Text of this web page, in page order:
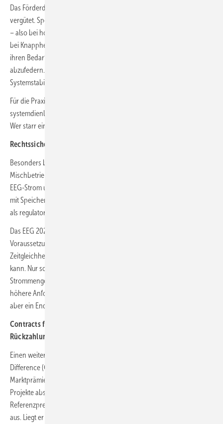
Das Förderdesign folgt dabei einem klaren Prinzip: Flexibilität wird
vergütet. Speicher laden Strom bevorzugt in Phasen niedriger Preise
– also bei hoher Erzeugung aus Wind und Sonne – und speisen ihn
bei Knappheit wieder ein. Ladepunkte und Verbraucher verschieben
ihren Bedarf gezielt, um Solarspitzen zu nutzen und Dunkelflauten
abzufedern. Damit wird das EEG 2027 zum Lenkungsinstrument für
Systemstabilität, nicht mehr nur zum Ausbauprogramm.
Für die Praxis bedeutet das: Förderfähigkeit wird künftig stärker an
systemdienliches Verhalten gekoppelt. Wer flexibel agiert, profitiert.
Wer starr einspeist oder verbraucht, verliert an Attraktivität.
Rechtssicherheit im Mischbetrieb: Ende der Grauzonen
Besonders brisant ist die Neuregelung des sogenannten
Mischbetriebs. Gemeint ist die gleichzeitige Nutzung von gefördertem
EEG-Strom und Netzstrom an einem Anschluss – etwa bei PV-Anlagen
mit Speicher und zusätzlichem Netzbezug. Bisher galt dieser Zustand
als regulatorisch heikel und investitionshemmend.
Das EEG 2027 soll hier Rechtssicherheit schaffen. Zentrale
Voraussetzung ist eine viertelstündliche Messung, mit der die
Zeitgleichheit von Erzeugung und Verbrauch exakt abgebildet werden
kann. Nur so lassen sich förderfähige und umlagepflichtige
Strommengen sauber trennen. Für Betreiber bedeutet das zwar
höhere Anforderungen an Messtechnik und Digitalisierung, zugleich
aber ein Ende vieler rechtlicher Risiken.
Contracts for Difference: Sicherheitsnetz mit
Rückzahlungspflicht
Einen weiteren Kern der Reform bilden zweiseitige Contracts for
Difference (CfDs). Dieses Instrument ersetzt zunehmend klassische
Marktprämien und soll die Finanzierung großer Erneuerbaren-
Projekte absichern. Das Prinzip: Der Staat garantiert einen
Referenzpreis. Liegt der Marktpreis darunter, gleicht er die Differenz
aus. Liegt er darüber, müssen Betreiber Überschusserlöse